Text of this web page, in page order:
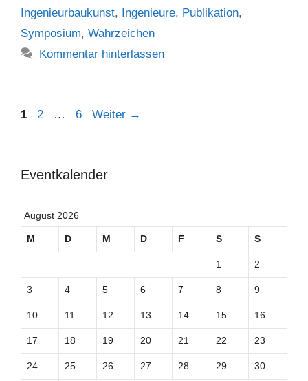
Ingenieurbaukunst, Ingenieure, Publikation,
Symposium, Wahrzeichen
Kommentar hinterlassen
Seite
1 Seite
2 … Seite
6 Weiter →
Eventkalender
August 2026
M D M D F S S
1 2
3 4 5 6 7 8 9
10 11 12 13 14 15 16
17 18 19 20 21 22 23
24 25 26 27 28 29 30